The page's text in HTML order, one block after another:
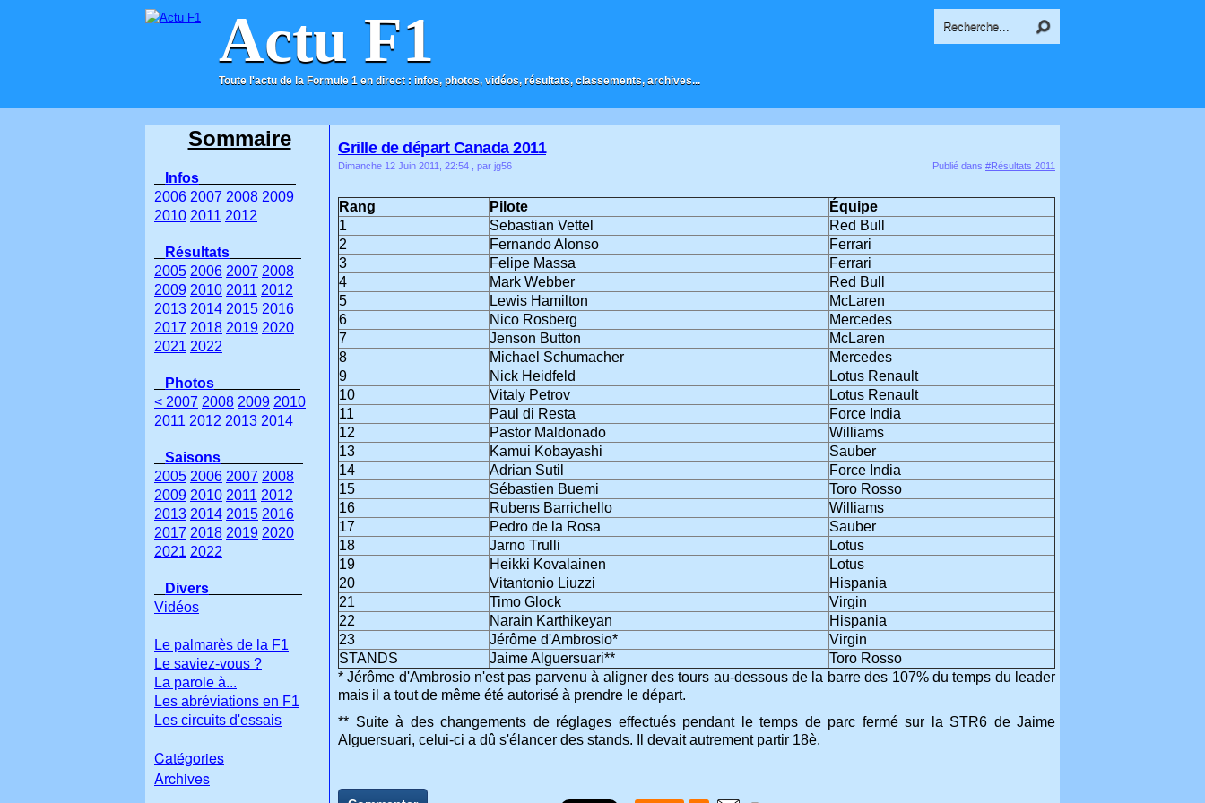
Actu F1
Toute l'actu de la Formule 1 en direct : infos, photos, vidéos, résultats, classements, archives...
ACCUEIL CONTACT
Grille de départ Canada 2011
Dimanche 12 Juin 2011, 22:54 , par jg56 Publié dans #Résultats 2011
Rang Pilote
Équipe
1
Sebastian Vettel
Red Bull
2
Fernando Alonso
Ferrari
3
Felipe Massa
Ferrari
4
Mark Webber
Red Bull
5
Lewis Hamilton
McLaren
6
Nico Rosberg
Mercedes
7
Jenson Button
McLaren
8
Michael Schumacher
Mercedes
9
Nick Heidfeld
Lotus Renault
10
Vitaly Petrov
Lotus Renault
11
Paul di Resta
Force India
12
Pastor Maldonado
Williams
13
Kamui Kobayashi
Sauber
14
Adrian Sutil
Force India
15
Sébastien Buemi
Toro Rosso
16
Rubens Barrichello
Williams
17
Pedro de la Rosa
Sauber
18
Jarno Trulli
Lotus
19
Heikki Kovalainen
Lotus
20
Vitantonio Liuzzi
Hispania
21
Timo Glock
Virgin
22
Narain Karthikeyan
Hispania
23
Jérôme d'Ambrosio*
Virgin
STANDS
Jaime Alguersuari**
Toro Rosso
* Jérôme d'Ambrosio n'est pas parvenu à aligner des tours au-dessous de la barre des 107% du temps du leader
mais il a tout de même été autorisé à prendre le départ.
** Suite à des changements de réglages effectués pendant le temps de parc fermé sur la STR6 de Jaime
Alguersuari, celui-ci a dû s'élancer des stands. Il devait autrement partir 18è.
Sommaire
Infos
2006 2007 2008 2009
2010 2011 2012
Résultats
2005 2006 2007 2008
2009 2010 2011 2012
2013 2014 2015 2016
2017 2018 2019 2020
2021 2022
Photos
< 2007 2008 2009 2010
2011 2012 2013 2014
Saisons
2005 2006 2007 2008
2009 2010 2011 2012
2013 2014 2015 2016
2017 2018 2019 2020
2021 2022
Divers
Vidéos
Le palmarès de la F1
Le saviez-vous ?
La parole à...
Les abréviations en F1
Les circuits d'essais
Catégories
Archives